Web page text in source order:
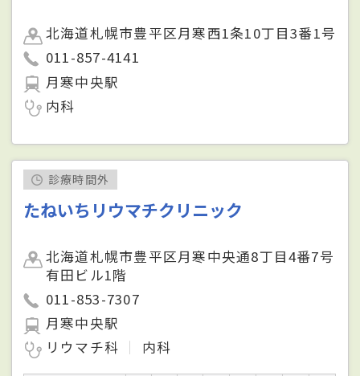
北海道札幌市豊平区月寒西1条10丁目3番1号
011-857-4141
月寒中央駅
内科
診療時間外
たねいちリウマチクリニック
北海道札幌市豊平区月寒中央通8丁目4番7号
有田ビル1階
011-853-7307
月寒中央駅
リウマチ科
内科